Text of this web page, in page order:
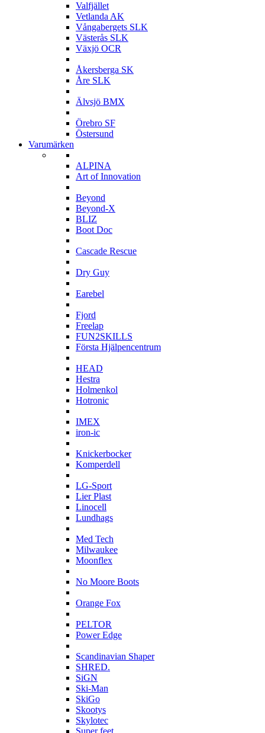
Valfjället
Vetlanda AK
Vångabergets SLK
Västerås SLK
Växjö OCR
Åkersberga SK
Åre SLK
Älvsjö BMX
Örebro SF
Östersund
Varumärken
ALPINA
Art of Innovation
Beyond
Beyond-X
BLIZ
Boot Doc
Cascade Rescue
Dry Guy
Earebel
Fjord
Freelap
FUN2SKILLS
Första Hjälpencentrum
HEAD
Hestra
Holmenkol
Hotronic
IMEX
iron-ic
Knickerbocker
Komperdell
LG-Sport
Lier Plast
Linocell
Lundhags
Med Tech
Milwaukee
Moonflex
No Moore Boots
Orange Fox
PELTOR
Power Edge
Scandinavian Shaper
SHRED.
SiGN
Ski-Man
SkiGo
Skootys
Skylotec
Super feet